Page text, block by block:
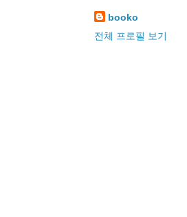
booko
전체 프로필 보기